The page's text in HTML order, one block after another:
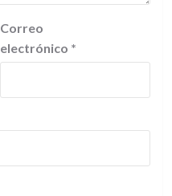
Correo
electrónico *